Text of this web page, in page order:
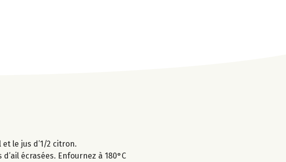
le jus d’1/2 citron.
écrasées. Enfournez à 180°C